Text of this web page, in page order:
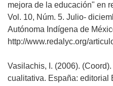
mejora de la educación" en
Vol. 10, Núm. 5. Julio-
Autónoma Indígena de
http://www.redalyc.org/
Vasilachis, I. (2006).
cualitativa. España: editorial